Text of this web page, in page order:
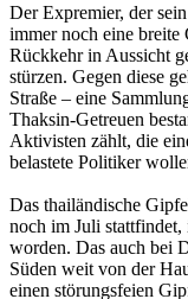
Der Expremier, der
immer noch eine breite
Rückkehr in Aussicht
stürzen. Gegen diese
Straße – eine
Thaksin-Getreuen
Aktivisten zählt, die
belastete Politiker
Das thailändische
noch im Juli stattfindet,
worden. Das auch bei
Süden weit von der
einen störungsfeien